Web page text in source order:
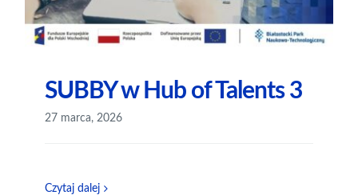
SUBBY w Hub of Talents 3
27 marca, 2026
Czytaj dalej